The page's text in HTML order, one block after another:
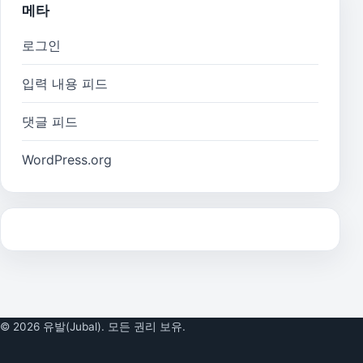
메타
로그인
입력 내용 피드
댓글 피드
WordPress.org
© 2026 유발(Jubal). 모든 권리 보유.